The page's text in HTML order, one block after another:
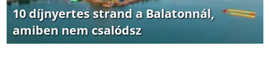
10 díjnyertes strand a Balatonnál,
amiben nem csalódsz